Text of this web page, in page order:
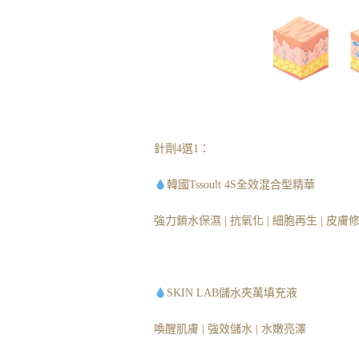
針劑4選1：
韓國Tssoult 4S全效混合型精華
強力鎖水保濕 | 抗氧化 | 細胞再生 | 皮膚
SKIN LAB儲水夾萬填充液
喚醒肌膚 | 強效儲水 | 水嫩亮澤